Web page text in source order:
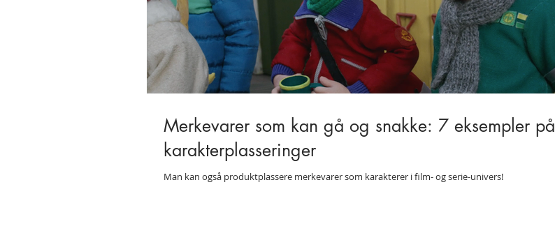
Merkevarer som kan gå og snakke: 7 eksempler på
karakterplasseringer
Man kan også produktplassere merkevarer som karakterer i film- og serie-univers!